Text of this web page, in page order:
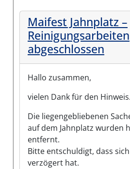
Maifest Jahnplatz –
Reinigungsarbeiten
abgeschlossen
Hallo zusammen,
vielen Dank für den Hinweis.
Die liegengebliebenen
auf dem Jahnplatz wurden
entfernt.
Bitte entschuldigt, dass
verzögert hat.